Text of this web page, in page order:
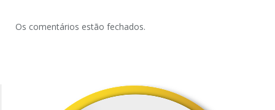
Os comentários estão fechados.